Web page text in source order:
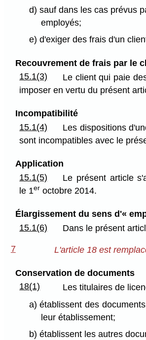
d) sauf dans les cas prévus
employés;
e) d'exiger des frais d'un
Recouvrement de frais par le
15.1(3)
Le client qui paie
imposer en vertu du présent
Incompatibilité
15.1(4)
Les dispositions
sont incompatibles avec le
Application
15.1(5)
Le présent article
le 1er octobre 2014.
Élargissement du sens d'«
15.1(6)
Dans le présent
7 L'article 18 est
Conservation de documents
18(1)
Les titulaires de
a) établissent des
leur établissement;
b) établissent les autres